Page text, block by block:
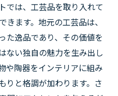
では、工芸品を取り入れて
ます。地元の工芸品は、
た逸品であり、その価値を
ない独自の魅力を生み出し
や陶器をインテリアに組み
りと格調が加わります。さ